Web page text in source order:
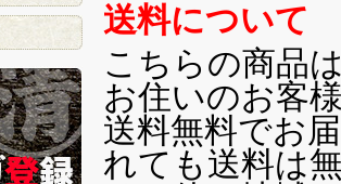
送料について
こちらの商品
お住いのお客
送料無料でお
れても送料は